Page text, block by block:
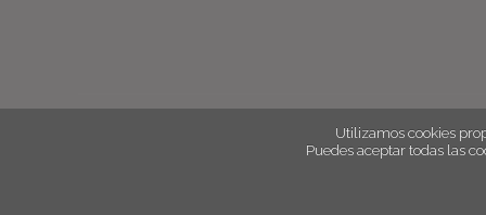
Utilizamos cookies
Puedes aceptar todas las